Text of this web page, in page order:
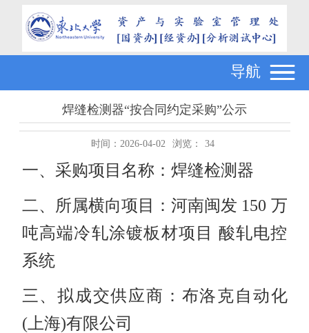
导航
焊缝检测器“按合同约定采购”公示
时间：2026-04-02 浏览： 34
一、采购项目名称：焊缝检测器
二、所属横向项目：河南闽发 150 万
吨高端冷轧涂镀板材项目 酸轧电控
系统
三、拟成交供应商：布洛克自动化
(上海)有限公司